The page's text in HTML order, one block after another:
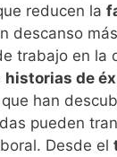
reducen la
descanso
trabajo en la
historias de
han
pueden
Desde el